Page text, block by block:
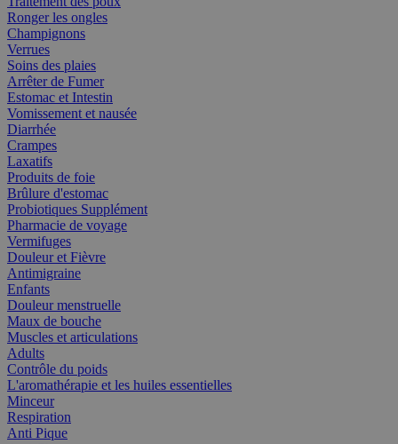
Ronger les ongles
Champignons
Verrues
Soins des plaies
Arrêter de Fumer
Estomac et Intestin
Vomissement et nausée
Diarrhée
Crampes
Laxatifs
Produits de foie
Brûlure d'estomac
Probiotiques Supplément
Pharmacie de voyage
Vermifuges
Douleur et Fièvre
Antimigraine
Enfants
Douleur menstruelle
Maux de bouche
Muscles et articulations
Adults
Contrôle du poids
L'aromathérapie et les huiles essentielles
Minceur
Respiration
Anti Pique